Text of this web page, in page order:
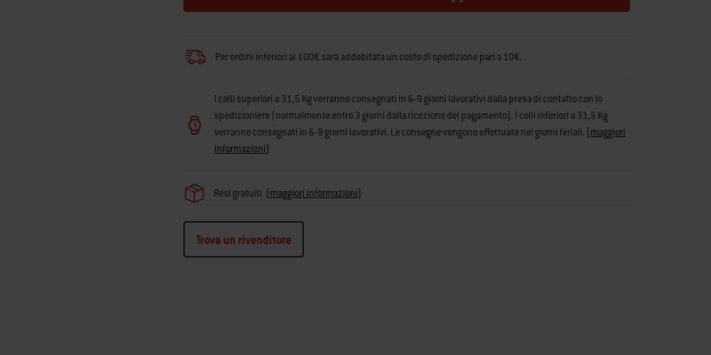
Per ordini inferiori ai 100€ sarà addebitata un costo di spedizione pari a 10€.
I colli superiori a 31,5 Kg verranno consegnati in 6-9 giorni lavorativi dalla presa di contatto con lo
spedizioniere (normalmente entro 3 giorni dalla ricezione del pagamento). I colli inferiori a 31,5 Kg
verranno consegnati in 6-9 giorni lavorativi. Le consegne vengono effettuate nei giorni feriali. (maggiori
informazioni)
Resi gratuiti (maggiori informazioni)
Trova un rivenditore